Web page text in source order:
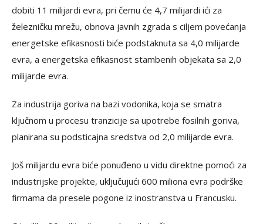
dobiti 11 milijardi evra, pri čemu će 4,7 milijardi ići za
železničku mrežu, obnova javnih zgrada s ciljem povećanja
energetske efikasnosti biće podstaknuta sa 4,0 milijarde
evra, a energetska efikasnost stambenih objekata sa 2,0
milijarde evra.
Za industrija goriva na bazi vodonika, koja se smatra
ključnom u procesu tranzicije sa upotrebe fosilnih goriva,
planirana su podsticajna sredstva od 2,0 milijarde evra.
Još milijardu evra biće ponuđeno u vidu direktne pomoći za
industrijske projekte, uključujući 600 miliona evra podrške
firmama da presele pogone iz inostranstva u Francusku.